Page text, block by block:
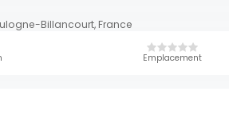
Billancourt, France
Emplacement